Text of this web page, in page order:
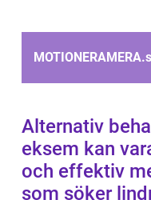
MOTIONERAMERA.
Alternativ
eksem kan
och effektiv
som söker